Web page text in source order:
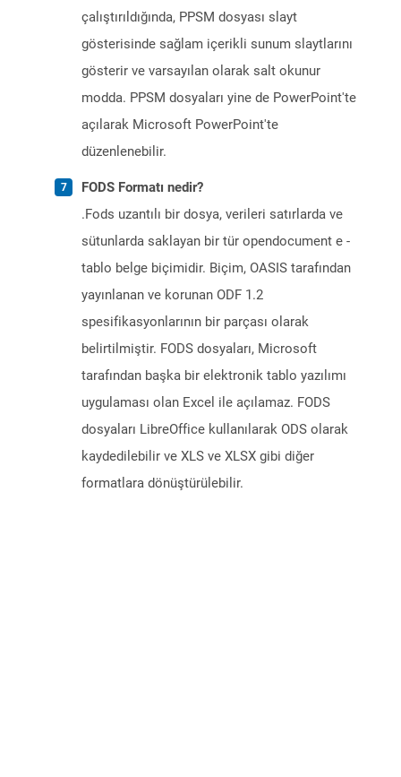
çalıştırıldığında, PPSM dosyası slayt
gösterisinde sağlam içerikli sunum slaytlarını
gösterir ve varsayılan olarak salt okunur
modda. PPSM dosyaları yine de PowerPoint'te
açılarak Microsoft PowerPoint'te
düzenlenebilir.
FODS Formatı nedir?
.Fods uzantılı bir dosya, verileri satırlarda ve
sütunlarda saklayan bir tür opendocument e -
tablo belge biçimidir. Biçim, OASIS tarafından
yayınlanan ve korunan ODF 1.2
spesifikasyonlarının bir parçası olarak
belirtilmiştir. FODS dosyaları, Microsoft
tarafından başka bir elektronik tablo yazılımı
uygulaması olan Excel ile açılamaz. FODS
dosyaları LibreOffice kullanılarak ODS olarak
kaydedilebilir ve XLS ve XLSX gibi diğer
formatlara dönüştürülebilir.